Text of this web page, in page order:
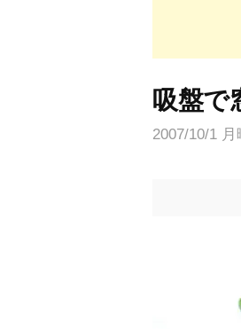
吸盤で
2007/10/1 月